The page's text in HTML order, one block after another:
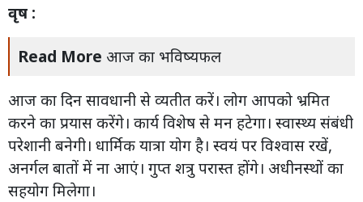
वृष :
Read More आज का भविष्यफल
आज का दिन सावधानी से व्यतीत करें। लोग आपको भ्रमित
करने का प्रयास करेंगे। कार्य विशेष से मन हटेगा। स्वास्थ्य संबंधी
परेशानी बनेगी। धार्मिक यात्रा योग है। स्वयं पर विश्वास रखें,
अनर्गल बातों में ना आएं। गुप्त शत्रु परास्त होंगे। अधीनस्थों का
सहयोग मिलेगा।